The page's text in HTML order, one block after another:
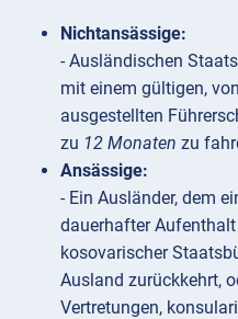
Nichtansässige:
- Ausländischen
mit einem gültigen,
ausgestellten
zu 12 Monaten zu
Ansässige:
- Ein Ausländer, dem
dauerhafter
kosovarischer
Ausland zurückkehrt,
Vertretungen,